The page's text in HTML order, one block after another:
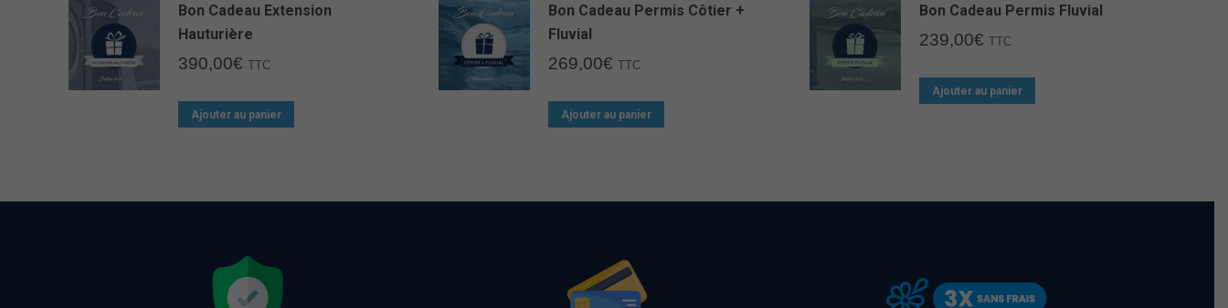
Bon Cadeau Extension
Hauturière
390,00€ TTC
Ajouter au panier
Bon Cadeau Permis Côtier +
Fluvial
269,00€ TTC
Ajouter au panier
Bon Cadeau Permis Fluvial
239,00€ TTC
Ajouter au panier